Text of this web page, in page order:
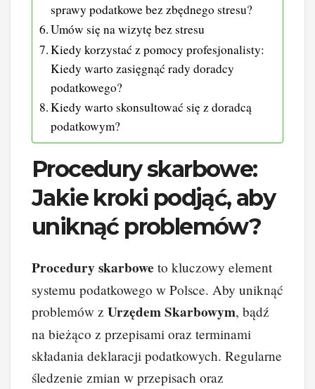
sprawy podatkowe bez zbędnego stresu?
Umów się na wizytę bez stresu
Kiedy korzystać z pomocy profesjonalisty:
Kiedy warto zasięgnąć rady doradcy
podatkowego?
Kiedy warto skonsultować się z doradcą
podatkowym?
Procedury skarbowe:
Jakie kroki podjąć, aby
uniknąć problemów?
Procedury skarbowe to kluczowy element
systemu podatkowego w Polsce. Aby uniknąć
problemów z Urzędem Skarbowym, bądź
na bieżąco z przepisami oraz terminami
składania deklaracji podatkowych. Regularne
śledzenie zmian w przepisach oraz